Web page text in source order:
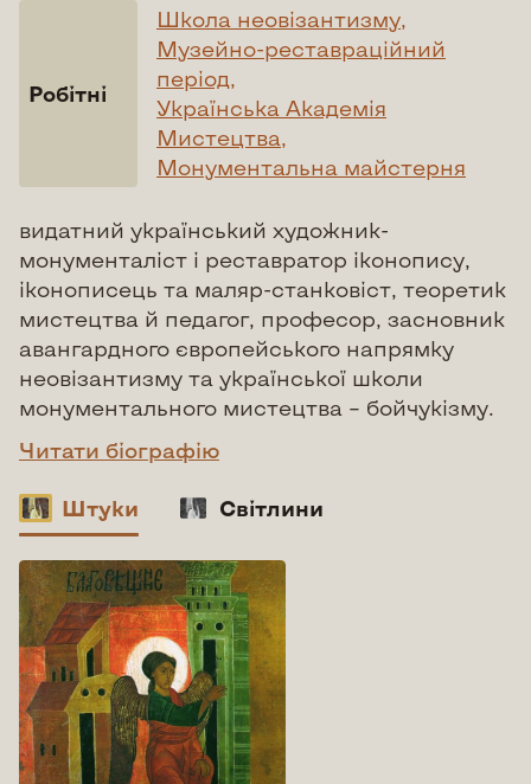
Робітні
Школа неовізантизму,
Музейно-реставраційний
період,
Українська Академія
Мистецтва,
Монументальна майстерня
видатний український художник-
монументаліст і реставратор іконопису,
іконописець та маляр-станковіст, теоретик
мистецтва й педагог, професор, засновник
авангардного європейського напрямку
неовізантизму та української школи
монументального мистецтва – бойчукізму.
Читати біографію
Штуки Світлини